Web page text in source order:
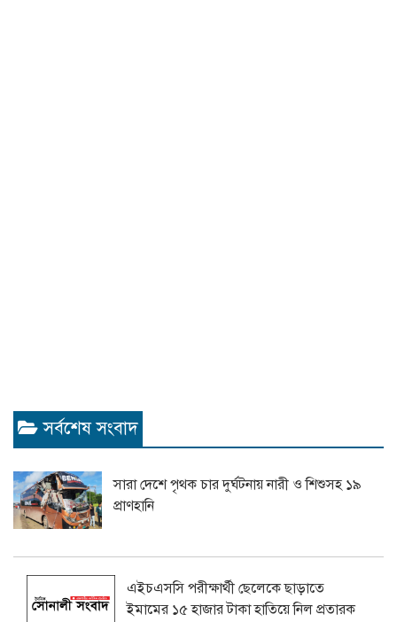
সর্বশেষ সংবাদ
সারা দেশে পৃথক চার দুর্ঘটনায় নারী ও শিশুসহ ১৯
প্রাণহানি
এইচএসসি পরীক্ষার্থী ছেলেকে ছাড়াতে
ইমামের ১৫ হাজার টাকা হাতিয়ে নিল প্রতারক